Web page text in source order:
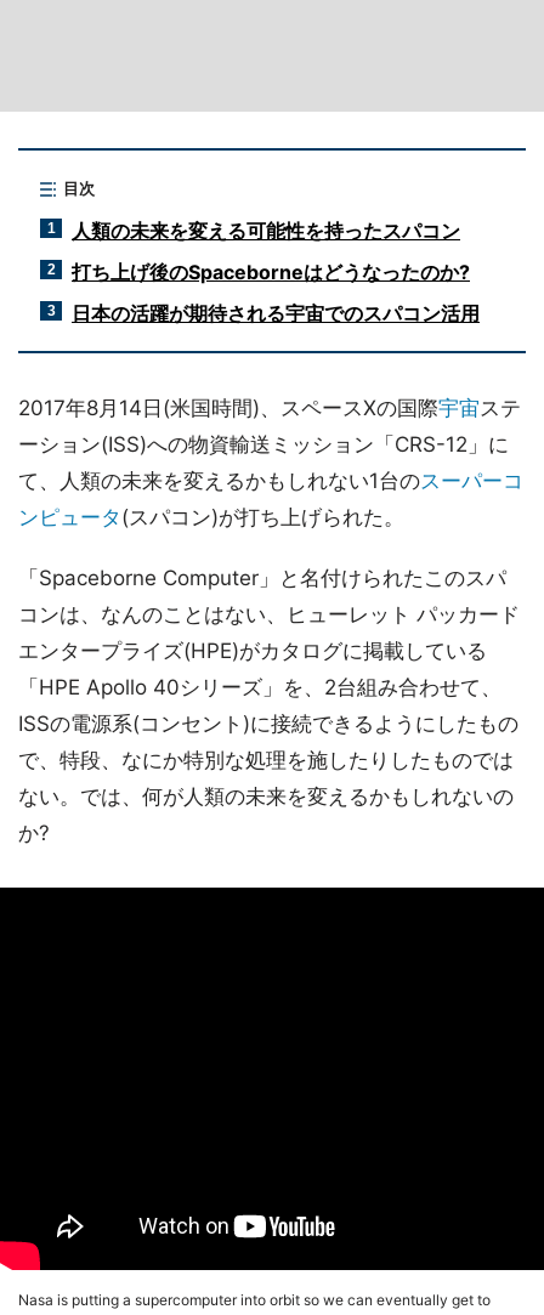
目次
1 人類の未来を変える可能性を持ったスパコン
2 打ち上げ後のSpaceborneはどうなったのか?
3 日本の活躍が期待される宇宙でのスパコン活用
2017年8月14日(米国時間)、スペースXの国際宇宙ステ
ーション(ISS)への物資輸送ミッション「CRS-12」に
て、人類の未来を変えるかもしれない1台のスーパーコ
ンピュータ (スパコン)が打ち上げられた。
「Spaceborne Computer」と名付けられたこのスパ
コンは、なんのことはない、ヒューレット パッカード
エンタープライズ(HPE)がカタログに掲載している
「HPE Apollo 40シリーズ」を、2台組み合わせて、
ISSの電源系(コンセント)に接続できるようにしたもの
で、特段、なにか特別な処理を施したりしたものでは
ない。では、何が人類の未来を変えるかもしれないの
か?
Nasa is putting a supercomputer into orbit so we can eventually get to